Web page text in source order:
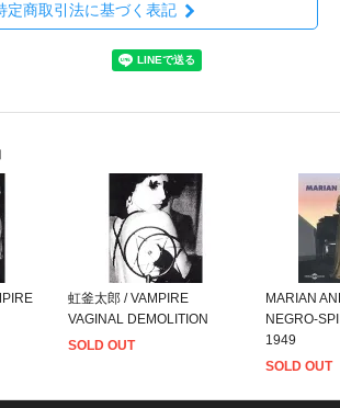
定商取引法に基づく表記
虹釜太郎 / VAMPIRE
VAGINAL DEMOLITION
SOLD OUT
MARIAN
NEGRO-
1949
SOLD OUT